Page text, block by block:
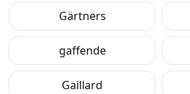
Gärtners
gaffende
Gaillard